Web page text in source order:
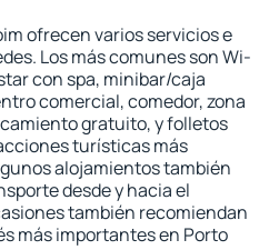
ofrecen varios servicios e
Los más comunes son Wi-
con spa, minibar/caja
comercial, comedor, zona
gratuito, y folletos
turísticas más
alojamientos también
desde y hacia el
también recomiendan
más importantes en Porto